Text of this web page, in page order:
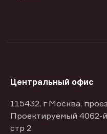
Центральный офис
115432, г Москва,
Проектируемый 4062-
стр 2